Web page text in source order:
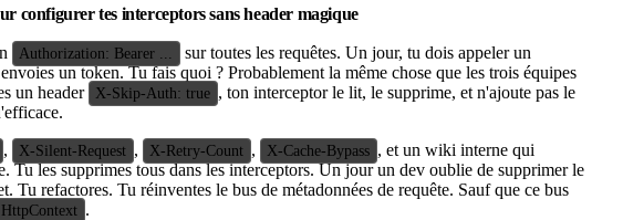
configurer tes interceptors sans header magique
Authorization: Bearer ...
sur toutes les requêtes. Un jour, tu dois appeler un
un token. Tu fais quoi ? Probablement la même chose que les trois équipes
un header
X-Skip-Auth: true , ton interceptor le lit, le supprime, et n'ajoute pas le
, X-Silent-Request , X-Retry-Count , X-Cache-Bypass , et un wiki interne qui
Tu les supprimes tous dans les interceptors. Un jour un dev oublie de supprimer le
Tu refactores. Tu réinventes le bus de métadonnées de requête. Sauf que ce bus
HttpContext .